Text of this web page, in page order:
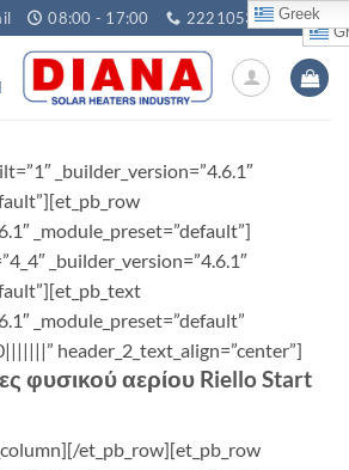
08:00 - 17:00 2221053760
_builder_version=”4.6.1″
_module_preset=”default”]
_builder_version=”4.6.1″
_module_preset=”default”
header_2_text_align=”center”]
φυσικού αερίου Riello Start
et_pb_row][et_pb_row
Greek